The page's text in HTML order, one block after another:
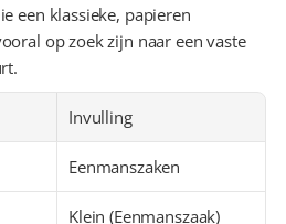
een klassieke, papieren
op zoek zijn naar een vaste
Invulling
Eenmanszaken
Klein (Eenmanszaak)